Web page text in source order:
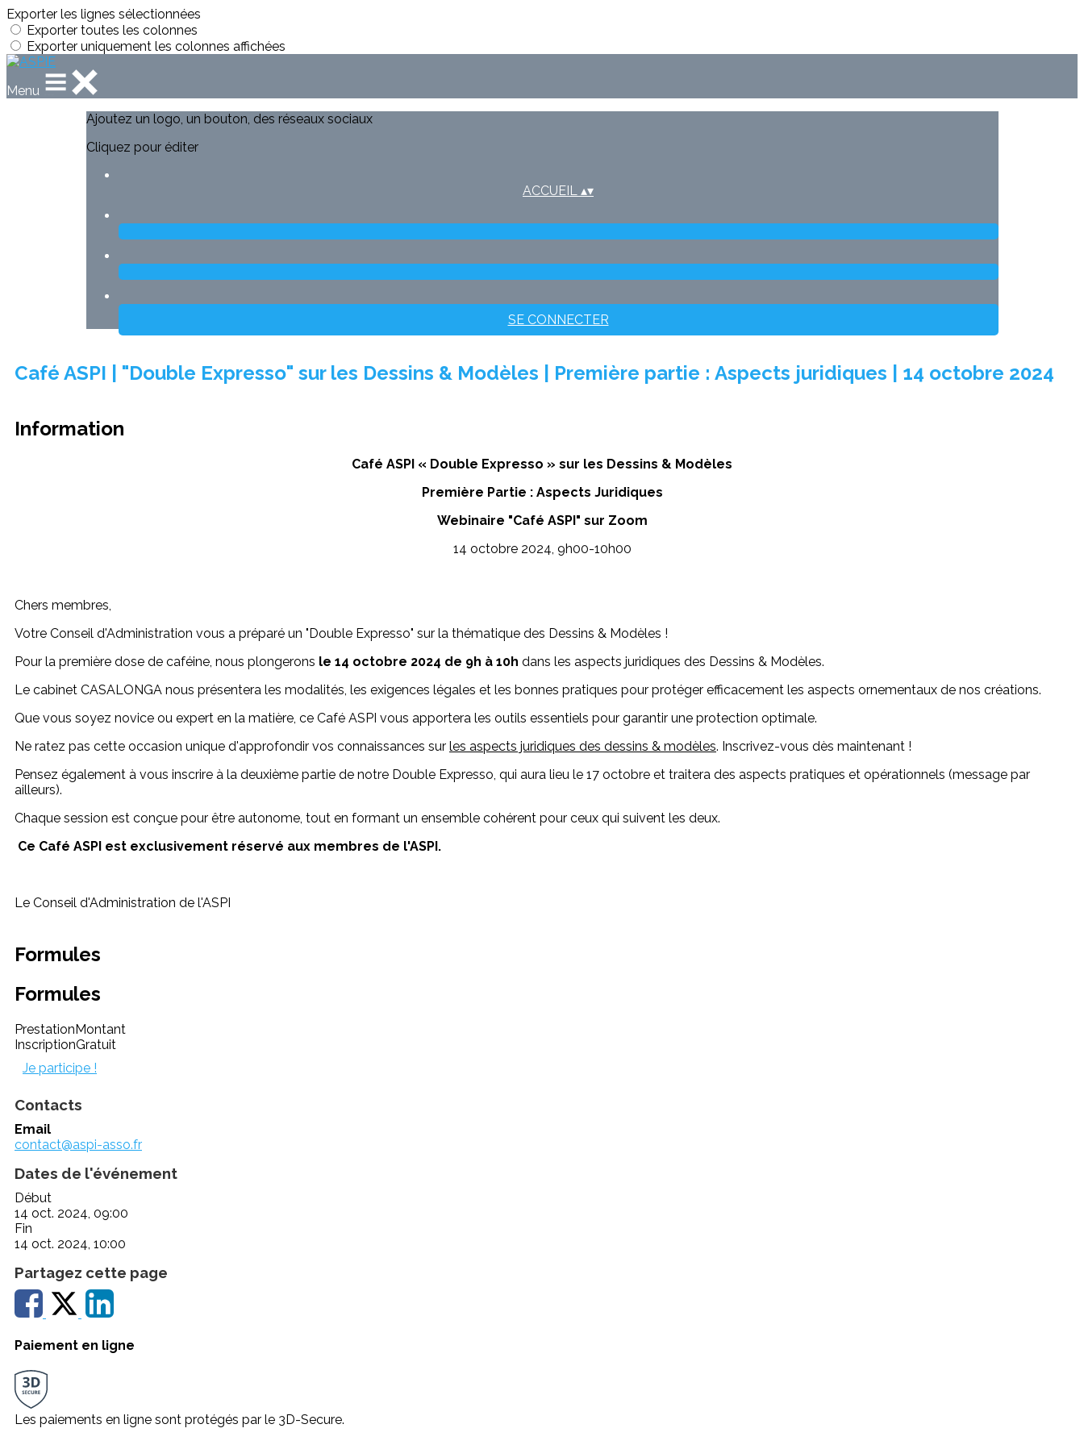
Exporter les lignes sélectionnées
Exporter toutes les colonnes
Exporter uniquement les colonnes affichées
Menu
Ajoutez un logo, un bouton, des réseaux sociaux
Cliquez pour éditer
ACCUEIL ▴▾
SE CONNECTER
Café ASPI | "Double Expresso" sur les Dessins & Modèles | Première partie : Aspects juridiques | 14 octobre 2024
Information
Café ASPI « Double Expresso » sur les Dessins & Modèles
Première Partie : Aspects Juridiques
Webinaire "Café ASPI" sur Zoom
14 octobre 2024, 9h00-10h00
Chers membres,
Votre Conseil d'Administration vous a préparé un "Double Expresso" sur la thématique des Dessins & Modèles !
Pour la première dose de caféine, nous plongerons le 14 octobre 2024 de 9h à 10h dans les aspects juridiques des Dessins & Modèles.
Le cabinet CASALONGA nous présentera les modalités, les exigences légales et les bonnes pratiques pour protéger efficacement les aspects ornementaux de nos créations.
Que vous soyez novice ou expert en la matière, ce Café ASPI vous apportera les outils essentiels pour garantir une protection optimale.
Ne ratez pas cette occasion unique d'approfondir vos connaissances sur les aspects juridiques des dessins & modèles. Inscrivez-vous dès maintenant !
Pensez également à vous inscrire à la deuxième partie de notre Double Expresso, qui aura lieu le 17 octobre et traitera des aspects pratiques et opérationnels (message par
ailleurs).
Chaque session est conçue pour être autonome, tout en formant un ensemble cohérent pour ceux qui suivent les deux.
Ce Café ASPI est exclusivement réservé aux membres de l'ASPI.
Le Conseil d'Administration de l'ASPI
Formules
Formules
PrestationMontant
InscriptionGratuit
Je participe !
Contacts
Email
contact@aspi-asso.fr
Dates de l'événement
Début
14 oct. 2024, 09:00
Fin
14 oct. 2024, 10:00
Partagez cette page
Paiement en ligne
Les paiements en ligne sont protégés par le 3D-Secure.